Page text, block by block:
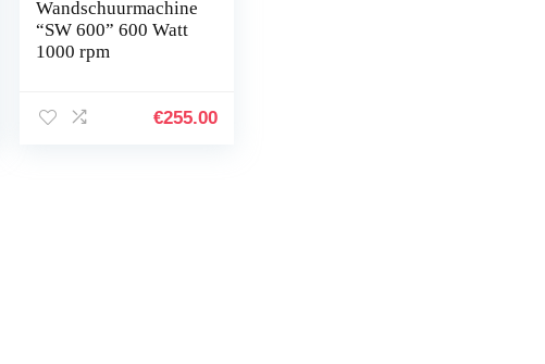
Wandschuurmachine
“SW 600” 600 Watt
1000 rpm
€255.00